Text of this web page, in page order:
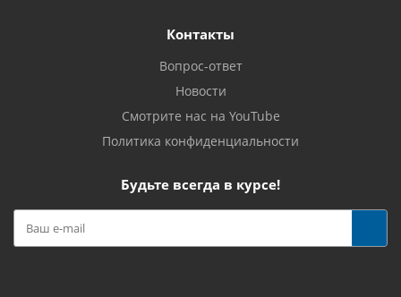
Контакты
Вопрос-ответ
Новости
Смотрите нас на YouTube
Политика конфиденциальности
Будьте всегда в курсе!